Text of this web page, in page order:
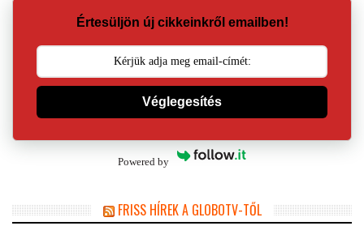
Értesüljön új cikkeinkről emailben!
Véglegesítés
Powered by
FRISS HÍREK A GLOBOTV-TŐL